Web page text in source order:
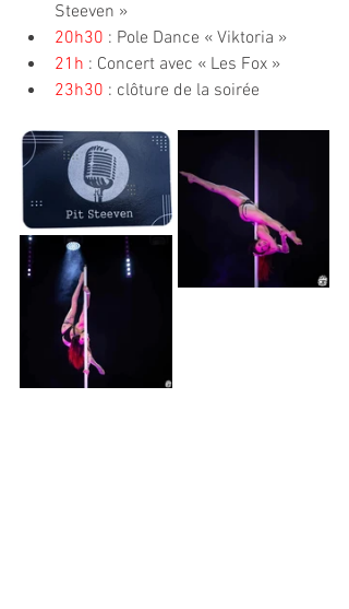
Steeven »
20h30 : Pole Dance « Viktoria »
21h : Concert avec « Les Fox »
23h30 : clôture de la soirée